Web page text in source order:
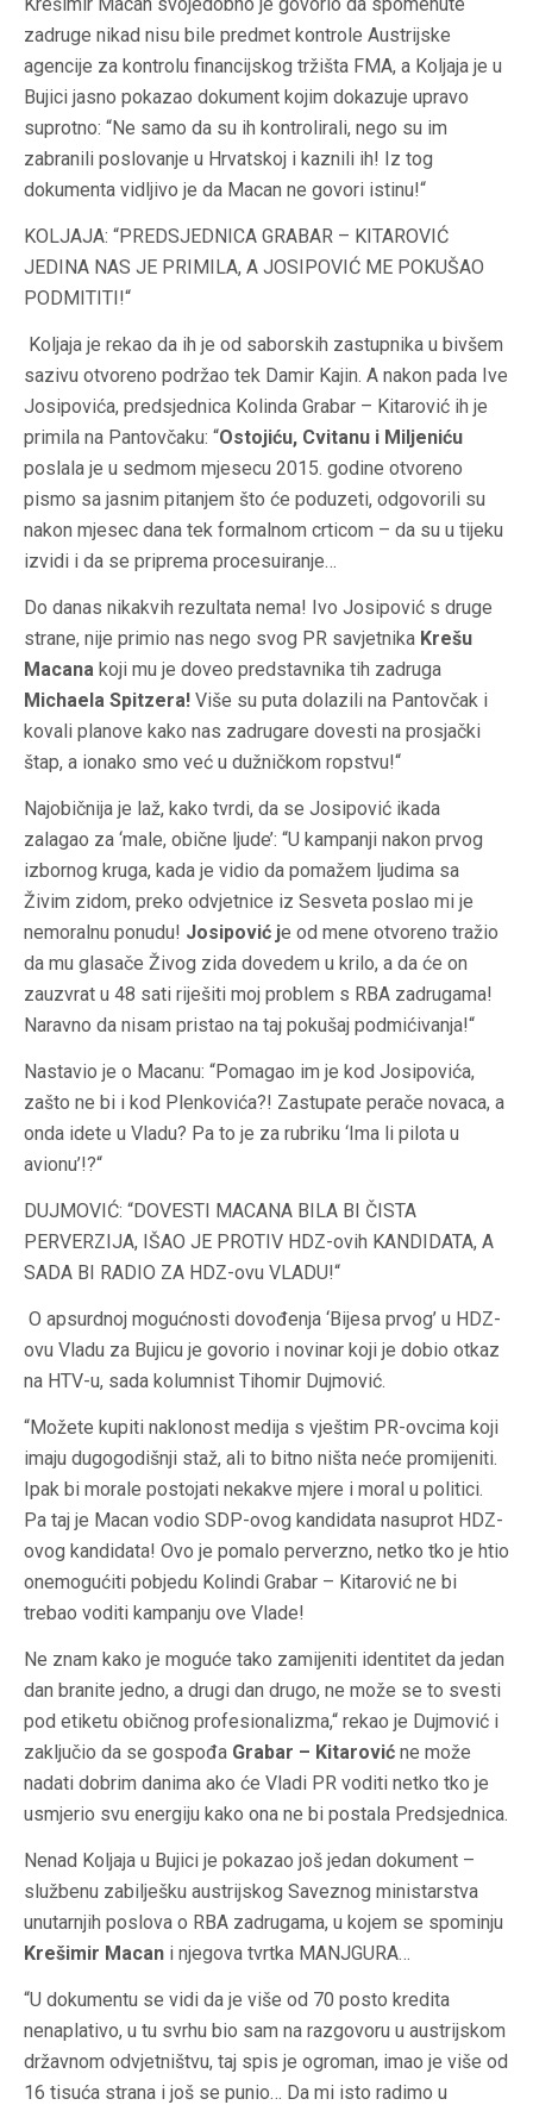
zadruge nikad nisu bile predmet kontrole Austrijske
agencije za kontrolu financijskog tržišta FMA, a Koljaja je u
Bujici jasno pokazao dokument kojim dokazuje upravo
suprotno: “Ne samo da su ih kontrolirali, nego su im
zabranili poslovanje u Hrvatskoj i kaznili ih! Iz tog
dokumenta vidljivo je da Macan ne govori istinu!“
KOLJAJA: “PREDSJEDNICA GRABAR – KITAROVIĆ
JEDINA NAS JE PRIMILA, A JOSIPOVIĆ ME POKUŠAO
PODMITITI!“
Koljaja je rekao da ih je od saborskih zastupnika u bivšem
sazivu otvoreno podržao tek Damir Kajin. A nakon pada Ive
Josipovića, predsjednica Kolinda Grabar – Kitarović ih je
primila na Pantovčaku: “Ostojiću, Cvitanu i Miljeniću
poslala je u sedmom mjesecu 2015. godine otvoreno
pismo sa jasnim pitanjem što će poduzeti, odgovorili su
nakon mjesec dana tek formalnom crticom – da su u tijeku
izvidi i da se priprema procesuiranje…
Do danas nikakvih rezultata nema! Ivo Josipović s druge
strane, nije primio nas nego svog PR savjetnika Krešu
Macana koji mu je doveo predstavnika tih zadruga
Michaela Spitzera! Više su puta dolazili na Pantovčak i
kovali planove kako nas zadrugare dovesti na prosjački
štap, a ionako smo već u dužničkom ropstvu!“
Najobičnija je laž, kako tvrdi, da se Josipović ikada
zalagao za ‘male, obične ljude’: “U kampanji nakon prvog
izbornog kruga, kada je vidio da pomažem ljudima sa
Živim zidom, preko odvjetnice iz Sesveta poslao mi je
nemoralnu ponudu! Josipović je od mene otvoreno tražio
da mu glasače Živog zida dovedem u krilo, a da će on
zauzvrat u 48 sati riješiti moj problem s RBA zadrugama!
Naravno da nisam pristao na taj pokušaj podmićivanja!“
Nastavio je o Macanu: “Pomagao im je kod Josipovića,
zašto ne bi i kod Plenkovića?! Zastupate perače novaca, a
onda idete u Vladu? Pa to je za rubriku ‘Ima li pilota u
avionu’!?“
DUJMOVIĆ: “DOVESTI MACANA BILA BI ČISTA
PERVERZIJA, IŠAO JE PROTIV HDZ-ovih KANDIDATA, A
SADA BI RADIO ZA HDZ-ovu VLADU!“
O apsurdnoj mogućnosti dovođenja ‘Bijesa prvog’ u HDZ-
ovu Vladu za Bujicu je govorio i novinar koji je dobio otkaz
na HTV-u, sada kolumnist Tihomir Dujmović.
“Možete kupiti naklonost medija s vještim PR-ovcima koji
imaju dugogodišnji staž, ali to bitno ništa neće promijeniti.
Ipak bi morale postojati nekakve mjere i moral u politici.
Pa taj je Macan vodio SDP-ovog kandidata nasuprot HDZ-
ovog kandidata! Ovo je pomalo perverzno, netko tko je htio
onemogućiti pobjedu Kolindi Grabar – Kitarović ne bi
trebao voditi kampanju ove Vlade!
Ne znam kako je moguće tako zamijeniti identitet da jedan
dan branite jedno, a drugi dan drugo, ne može se to svesti
pod etiketu običnog profesionalizma,“ rekao je Dujmović i
zaključio da se gospođa Grabar – Kitarović ne može
nadati dobrim danima ako će Vladi PR voditi netko tko je
usmjerio svu energiju kako ona ne bi postala Predsjednica.
Nenad Koljaja u Bujici je pokazao još jedan dokument –
službenu zabilješku austrijskog Saveznog ministarstva
unutarnjih poslova o RBA zadrugama, u kojem se spominju
Krešimir Macan i njegova tvrtka MANJGURA…
“U dokumentu se vidi da je više od 70 posto kredita
nenaplativo, u tu svrhu bio sam na razgovoru u austrijskom
državnom odvjetništvu, taj spis je ogroman, imao je više od
16 tisuća strana i još se punio… Da mi isto radimo u